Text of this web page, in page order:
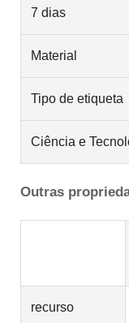
7 dias
Material
Tipo de etiqueta
Ciência e
Outras
recurso